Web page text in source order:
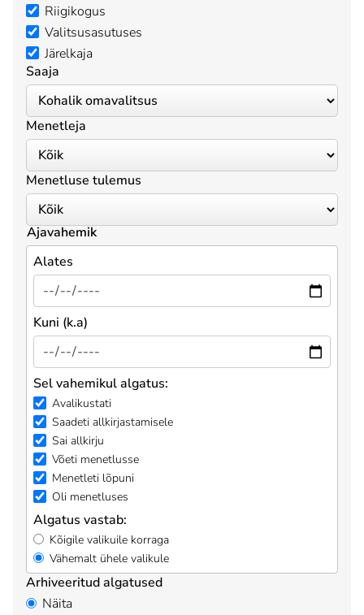
Riigikogus
Valitsusasutuses
Järelkaja
Saaja
Menetleja
Menetluse tulemus
Ajavahemik
Alates
Kuni (k.a)
Sel vahemikul algatus:
Avalikustati
Saadeti allkirjastamisele
Sai allkirju
Võeti menetlusse
Menetleti lõpuni
Oli menetluses
Algatus vastab:
Kõigile valikuile korraga
Vähemalt ühele valikule
Arhiveeritud algatused
Näita